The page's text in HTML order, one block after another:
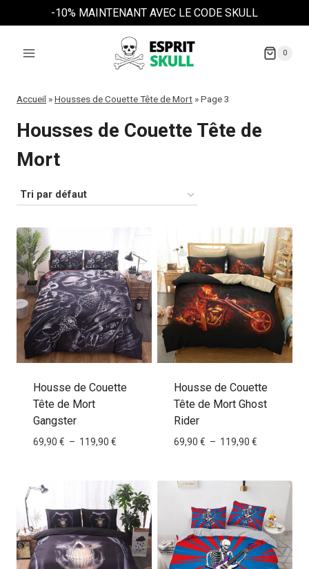
au
-10% MAINTENANT AVEC LE CODE SKULL
0
Accueil »Housses de Couette Tête de Mort »Page 3
Housses de Couette Tête de
Mort
Housse de Couette
Tête de Mort
Gangster
69,90 € – 119,90 €
69,90 €
à
119,90 €
Housse de Couette
Tête de Mort Ghost
Rider
69,90 € – 119,90 €
69,90 €
119,90 €